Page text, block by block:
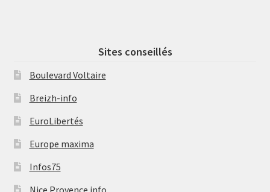
Sites conseillés
Boulevard Voltaire
Breizh-info
EuroLibertés
Europe maxima
Infos75